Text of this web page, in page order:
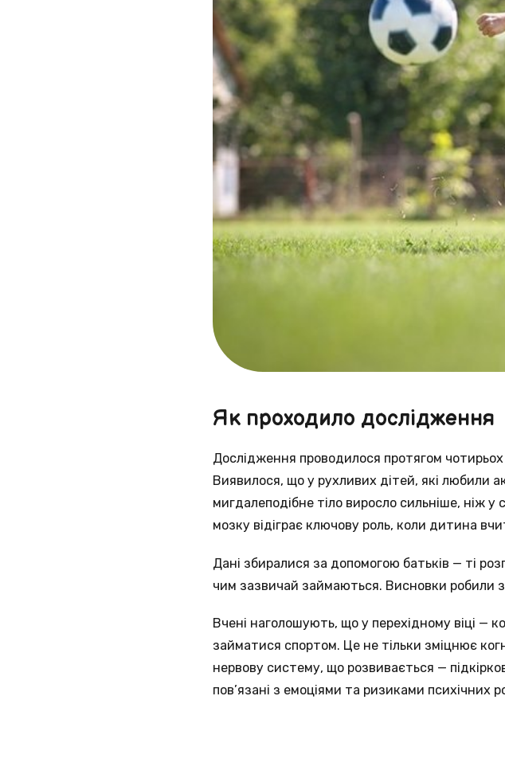
Як проходило дослідження
Дослідження проводилося протягом
Виявилося, що у рухливих дітей, які любили
мигдалеподібне тіло виросло сильніше, ніж
мозку відіграє ключову роль, коли дитина
Дані збиралися за допомогою батьків — ті
чим зазвичай займаються. Висновки робили
Вчені наголошують, що у перехідному віці —
займатися спортом. Це не тільки зміцнює
нервову систему, що розвивається —
пов’язані з емоціями та ризиками психічних